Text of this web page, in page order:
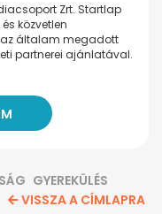
Zrt. Startlap
közvetlen
az általam megadott
partnerei ajánlatával.
GYEREKÜLÉS
VISSZA A CÍMLAPRA